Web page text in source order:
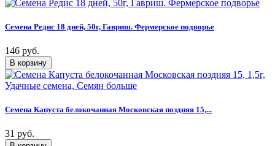
Семена Редис 18 дней, 50г, Гавриш. Фермерское подворье
146 руб.
Семена Капуста белокочанная Московская поздняя 15,...
31 руб.